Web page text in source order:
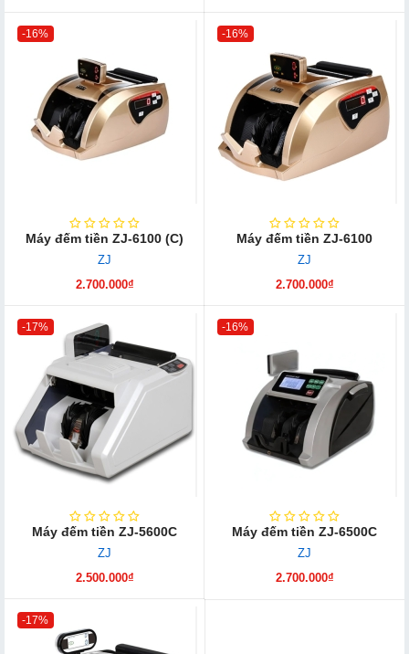
-16%
Máy đếm tiền ZJ-6100 (C)
ZJ
2.700.000₫
-16%
Máy đếm tiền ZJ-6100
ZJ
2.700.000₫
-17%
Máy đếm tiền ZJ-5600C
ZJ
2.500.000₫
-16%
Máy đếm tiền ZJ-6500C
ZJ
2.700.000₫
-17%